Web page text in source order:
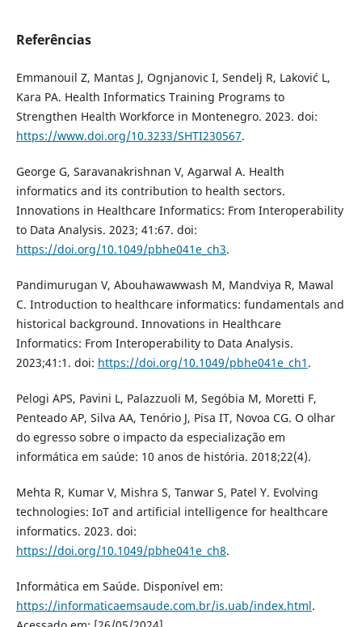
Referências
Emmanouil Z, Mantas J, Ognjanovic I, Sendelj R, Laković L,
Kara PA. Health Informatics Training Programs to
Strengthen Health Workforce in Montenegro. 2023. doi:
https://www.doi.org/10.3233/SHTI230567.
George G, Saravanakrishnan V, Agarwal A. Health
informatics and its contribution to health sectors.
Innovations in Healthcare Informatics: From Interoperability
to Data Analysis. 2023; 41:67. doi:
https://doi.org/10.1049/pbhe041e_ch3.
Pandimurugan V, Abouhawawwash M, Mandviya R, Mawal
C. Introduction to healthcare informatics: fundamentals and
historical background. Innovations in Healthcare
Informatics: From Interoperability to Data Analysis.
2023;41:1. doi: https://doi.org/10.1049/pbhe041e_ch1 .
Pelogi APS, Pavini L, Palazzuoli M, Segóbia M, Moretti F,
Penteado AP, Silva AA, Tenório J, Pisa IT, Novoa CG. O olhar
do egresso sobre o impacto da especialização em
informática em saúde: 10 anos de história. 2018;22(4).
Mehta R, Kumar V, Mishra S, Tanwar S, Patel Y. Evolving
technologies: IoT and artificial intelligence for healthcare
informatics. 2023. doi:
https://doi.org/10.1049/pbhe041e_ch8.
Informática em Saúde. Disponível em:
https://informaticaemsaude.com.br/is.uab/index.html.